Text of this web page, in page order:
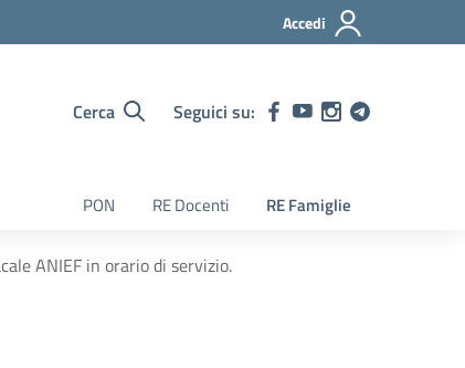
Accedi
Cerca Seguici su:
PON RE Docenti RE Famiglie
ANIEF in orario di servizio.